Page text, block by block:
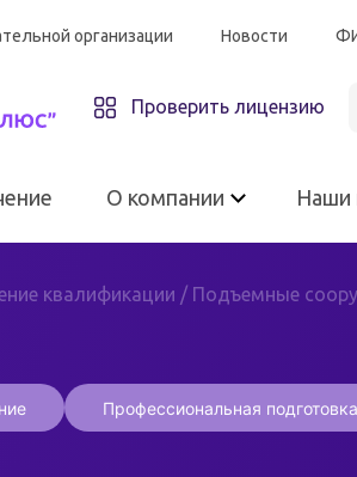
организации Новости
Проверить лицензию
О компании
плюс»
Наши
квалификации / Подъемные
Профессиональная подготовка